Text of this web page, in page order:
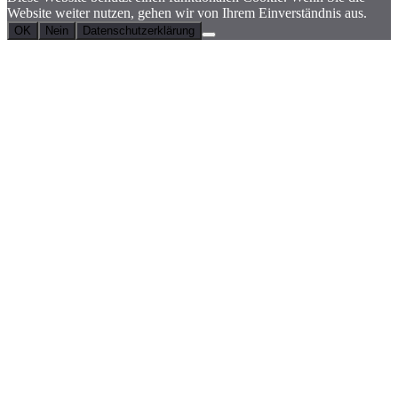
Website weiter nutzen, gehen wir von Ihrem Einverständnis aus.
OK Nein Datenschutzerklärung